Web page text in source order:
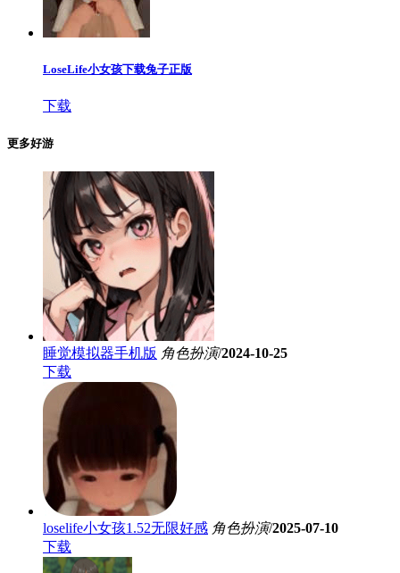
LoseLife小女孩下载兔子正版
下载
更多好游
睡觉模拟器手机版 角色扮演/2024-10-25
下载
loselife小女孩1.52无限好感 角色扮演/2025-07-10
下载